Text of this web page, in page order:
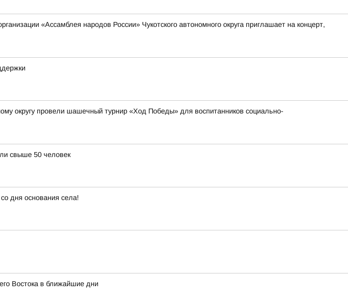
«Ассамблея народов России» Чукотского автономного округа приглашает на концерт,
округу провели шашечный турнир «Ход Победы» для воспитанников социально-
свыше 50 человек
дня основания села!
Востока в ближайшие дни